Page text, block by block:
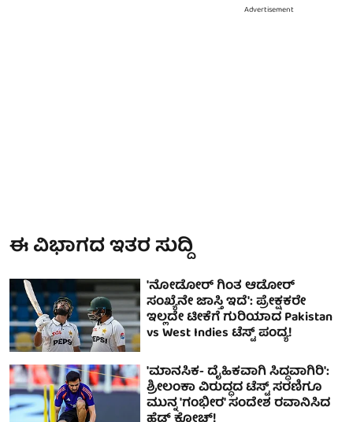
Advertisement
ಈ ವಿಭಾಗದ ಇತರ ಸುದ್ದಿ
'ನೋಡೋರ್ ಗಿಂತ ಆಡೋರ್
ಸಂಖ್ಯೆನೇ ಜಾಸ್ತಿ ಇದೆ': ಪ್ರೇಕ್ಷಕರೇ
ಇಲ್ಲದೇ ಟೀಕೆಗೆ ಗುರಿಯಾದ Pakistan
vs West Indies ಟೆಸ್ಟ್ ಪಂದ್ಯ!
'ಮಾನಸಿಕ- ದೈಹಿಕವಾಗಿ ಸಿದ್ಧವಾಗಿರಿ':
ಶ್ರೀಲಂಕಾ ವಿರುದ್ಧದ ಟೆಸ್ಟ್ ಸರಣಿಗೂ
ಮುನ್ನ 'ಗಂಭೀರ' ಸಂದೇಶ ರವಾನಿಸಿದ